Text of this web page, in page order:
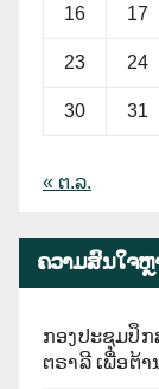
16 17
23 24
30 31
« ຕ.ລ.
ຄວາມສົນໃຈ
ກອງປະຊຸມປຶ
ຕຣາລີ ເພື່ອຕ້